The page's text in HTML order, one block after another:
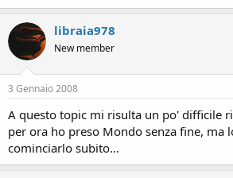
libraia978
New member
3 Gennaio 2008
A questo topic mi risulta un po' difficile
per ora ho preso Mondo senza fine, ma
cominciarlo subito...